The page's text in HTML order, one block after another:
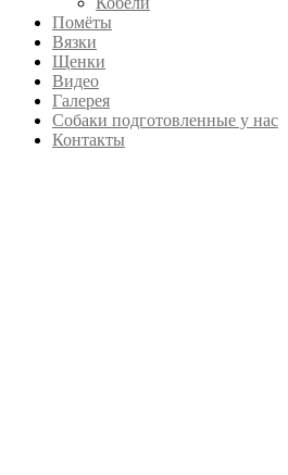
Помёты
Вязки
Щенки
Видео
Галерея
Собаки подготовленные у нас
Контакты